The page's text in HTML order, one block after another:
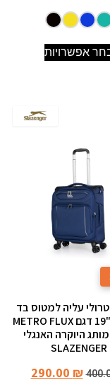
אפשרויות
עליה למטוס בד
פרמיום "19 דגם METRO FLUX
היוקרה האנגלי
SLAZENGER
290.00 ₪